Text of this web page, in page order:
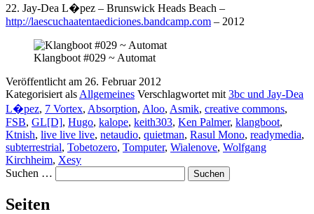
22. Jay-Dea L�pez – Brunswick Heads Beach –
http://laescuchaatentaediciones.bandcamp.com – 2012
Klangboot #029 ~ Automat
Veröffentlicht am 26. Februar 2012
Kategorisiert als Allgemeines Verschlagwortet mit 3bc und Jay-Dea
L�pez, 7 Vortex, Absorption, Aloo, Asmik, creative commons,
FSB, GL[D], Hugo, kalope, keith303, Ken Palmer, klangboot,
Ktnish, live live live, netaudio, quietman, Rasul Mono, readymedia,
subterrestrial, Tobetozero, Tomputer, Wialenove, Wolfgang
Kirchheim, Xesy
Suchen …
Seiten